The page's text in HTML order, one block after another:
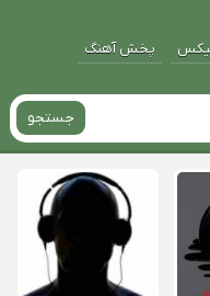
پخش آهنگ
جستجو